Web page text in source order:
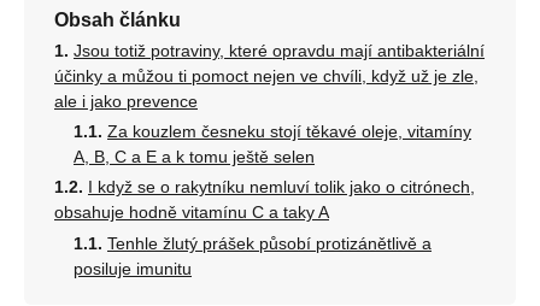
Obsah článku
Jsou totiž potraviny, které opravdu mají antibakteriální
účinky a můžou ti pomoct nejen ve chvíli, když už je zle,
ale i jako prevence
Za kouzlem česneku stojí těkavé oleje, vitamíny
A, B, C a E a k tomu ještě selen
I když se o rakytníku nemluví tolik jako o citrónech,
obsahuje hodně vitamínu C a taky A
Tenhle žlutý prášek působí protizánětlivě a
posiluje imunitu